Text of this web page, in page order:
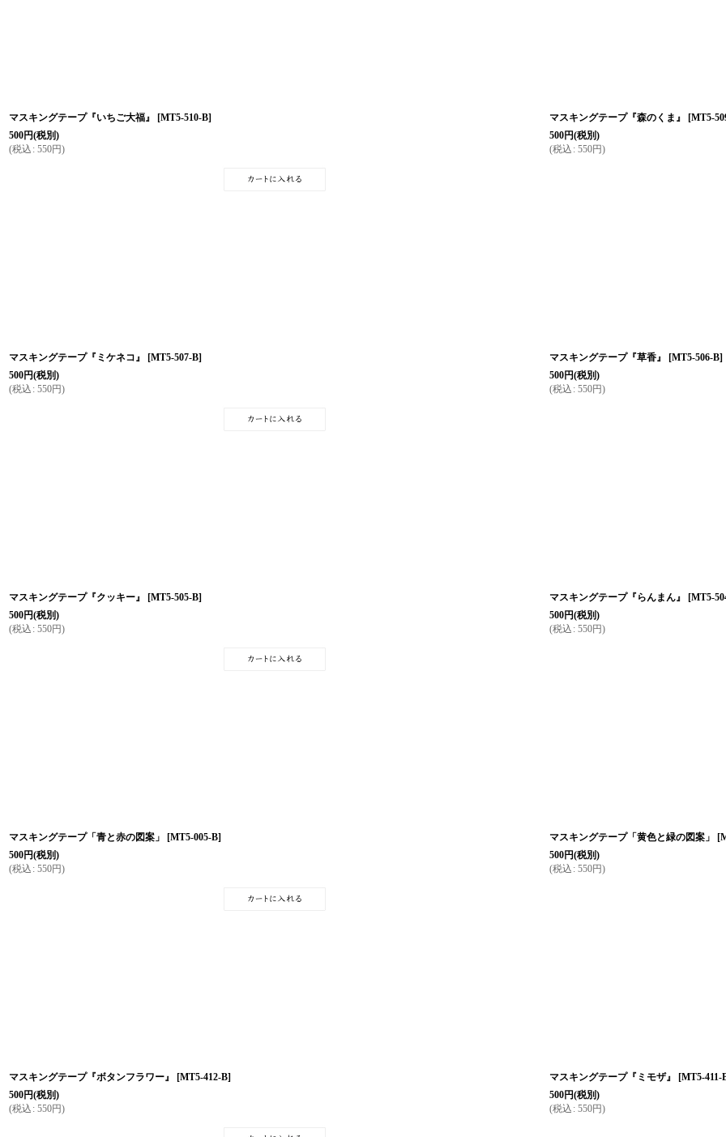
マスキングテープ『いちご大福』 [MT5-510-B]
500円(税別)
(税込 : 550円)
マスキングテープ『森のくま』 [MT5-
500円(税別)
(税込 : 550円)
マスキングテープ『ミケネコ』 [MT5-507-B]
500円(税別)
(税込 : 550円)
マスキングテープ『草香』 [MT5-506-B]
500円(税別)
(税込 : 550円)
マスキングテープ『クッキー』 [MT5-505-B]
500円(税別)
(税込 : 550円)
マスキングテープ『らんまん』 [MT5-
500円(税別)
(税込 : 550円)
マスキングテープ「青と赤の図案」 [MT5-005-B]
500円(税別)
(税込 : 550円)
マスキングテープ「黄色と緑の図案」 [
500円(税別)
(税込 : 550円)
マスキングテープ『ボタンフラワー』 [MT5-412-B]
500円(税別)
(税込 : 550円)
マスキングテープ『ミモザ』 [MT5-411-
500円(税別)
(税込 : 550円)